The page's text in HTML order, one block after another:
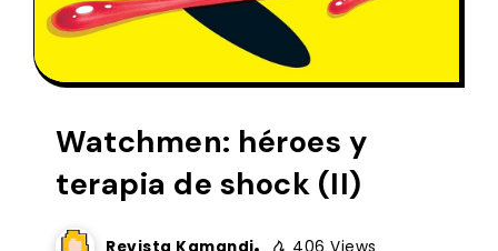
Watchmen: héroes y
terapia de shock (II)
Revista Kamandi
406 Views